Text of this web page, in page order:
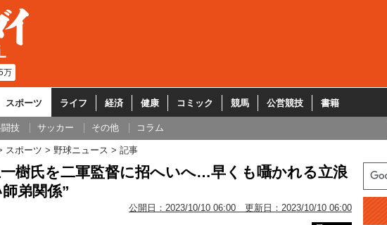
万
スポーツ ライフ 経済 健康 コミック 競馬 公営競技 書籍
技 サッカー その他 コラム
スポーツ 野球ニュース 記事
樹氏を二軍監督に招へいへ…早くも囁かれる立浪
弟関係”
公開日： 2023/10/10 06:00 更新日： 2023/10/10 06:00